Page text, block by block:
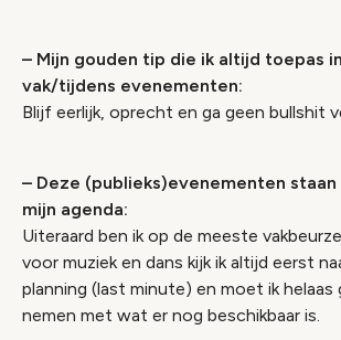
– Mijn gouden tip die ik altijd toepas
vak/tijdens evenementen:
Blijf eerlijk, oprecht en ga geen bullshit
– Deze (publieks)evenementen
mijn agenda:
Uiteraard ben ik op de meeste
voor muziek en dans kijk ik altijd eerst
planning (last minute) en moet ik helaas
nemen met wat er nog beschikbaar is.